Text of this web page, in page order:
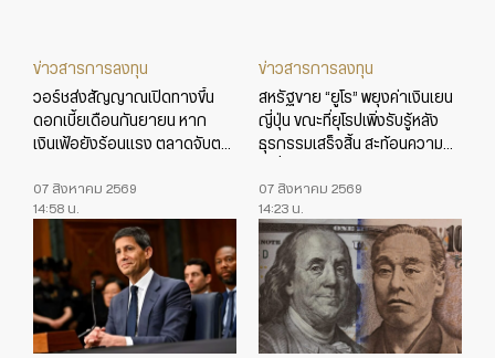
ข่าวสารการลงทุน
วอร์ชส่งสัญญาณเปิดทางขึ้น
ดอกเบี้ยเดือนกันยายน หาก
เงินเฟ้อยังร้อนแรง ตลาดจับตา
07 สิงหาคม 2569
14:58 น.
ข่าวสารการลงทุน
สหรัฐขาย “ยูโร” พยุงค่าเงินเยน
ญี่ปุ่น ขณะที่ยุโรปเพิ่งรับรู้หลัง
ธุรกรรมเสร็จสิ้น สะท้อนความ
07 สิงหาคม 2569
14:23 น.